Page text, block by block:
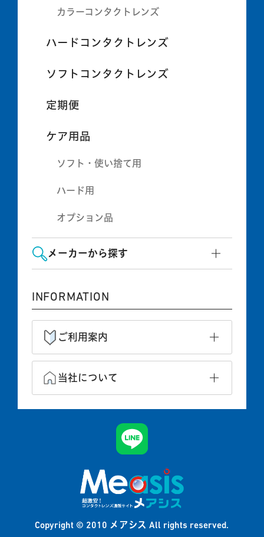
カラーコンタクトレンズ
ハードコンタクトレンズ
ソフトコンタクトレンズ
定期便
ケア用品
ソフト・使い捨て用
ハード用
オプション品
メーカーから探す
INFORMATION
ご利用案内
当社について
Copyright © 2010 メアシス All rights reserved.